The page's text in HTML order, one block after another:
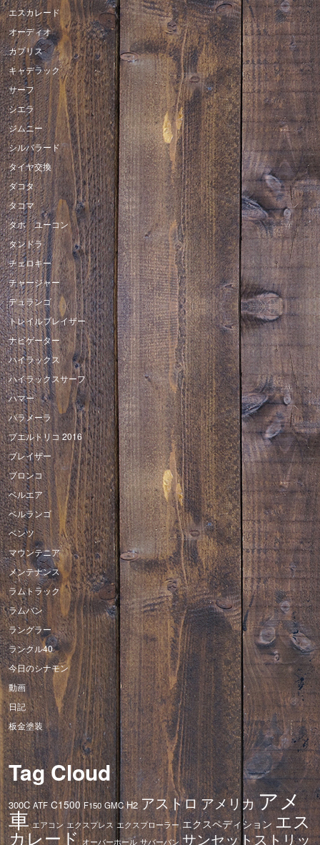
エスカレード
オーディオ
カプリス
キャデラック
サーフ
シエラ
ジムニー
シルバラード
タイヤ交換
ダコタ
タコマ
タホ ユーコン
タンドラ
チェロキー
チャージャー
デュランゴ
トレイルブレイザー
ナビゲーター
ハイラックス
ハイラックスサーフ
ハマー
パラメーラ
プエルトリコ 2016
ブレイザー
ブロンコ
ベルエア
ベルランゴ
ベンツ
マウンテニア
メンテナンス
ラムトラック
ラムバン
ラングラー
ランクル40
今日のシナモン
動画
日記
板金塗装
Tag Cloud
300C ATF C1500 F150 GMC H2 アストロアメリカアメ
車 エアコン エクスプレス エクスプローラー エクスペディション エス
カレード オーバーホール サバーバン サンセットストリッ